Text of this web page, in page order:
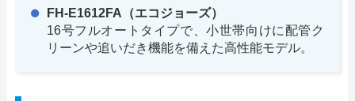
FH-E1612FA（エコジョーズ）
16号フルオートタイプで、小世帯向けに配管ク
リーンや追いだき機能を備えた高性能モデル。